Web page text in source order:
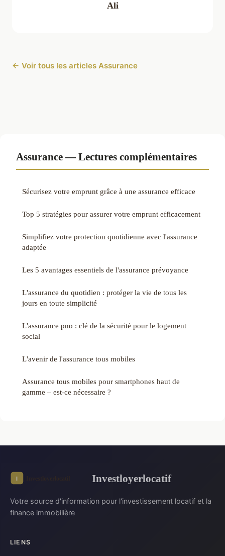
Ali
← Voir tous les articles Assurance
Assurance — Lectures complémentaires
Sécurisez votre emprunt grâce à une assurance efficace
Top 5 stratégies pour assurer votre emprunt efficacement
Simplifiez votre protection quotidienne avec l'assurance
adaptée
Les 5 avantages essentiels de l'assurance prévoyance
L'assurance du quotidien : protéger la vie de tous les
jours en toute simplicité
L'assurance pno : clé de la sécurité pour le logement
social
L'avenir de l'assurance tous mobiles
Assurance tous mobiles pour smartphones haut de
gamme – est-ce nécessaire ?
Investloyerlocatif
Votre source d'information pour l'investissement locatif et la
finance immobilière
LIENS